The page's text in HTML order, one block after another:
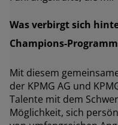
Was verbirgt sich
Champions-
Mit diesem
der KPMG AG und
Talente mit dem
Möglichkeit, sich